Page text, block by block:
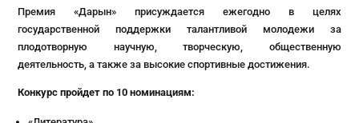
Премия «Дарын» присуждается ежегодно в целях
государственной поддержки талантливой молодежи за
плодотворную научную, творческую, общественную
деятельность, а также за высокие спортивные достижения.
Конкурс пройдет по 10 номинациям: